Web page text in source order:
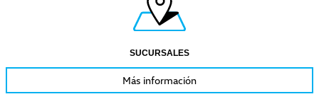
SUCURSALES
Más información